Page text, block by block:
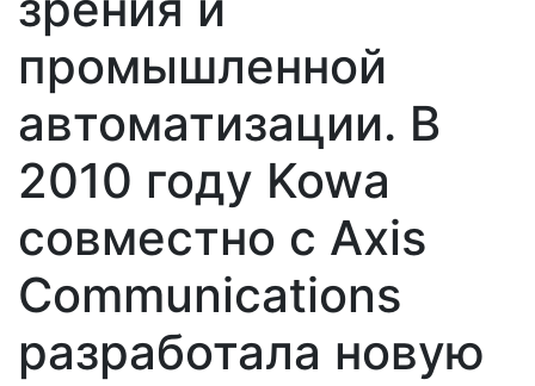
промышленной
автоматизации. В
2010 году Kowa
совместно с Axis
Communications
разработала новую